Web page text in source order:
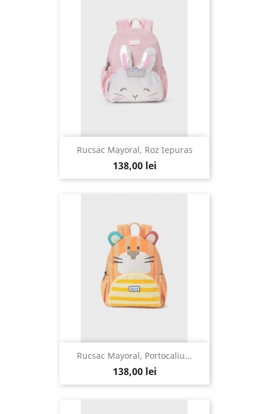
Rucsac Mayoral, Roz Iepuras
138,00 lei
Rucsac Mayoral, Portocaliu...
138,00 lei